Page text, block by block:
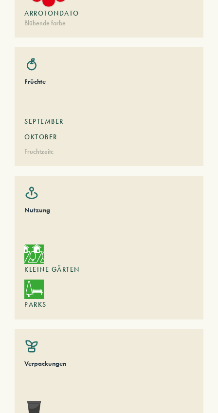
ARROTONDATO
Blühende farbe
Früchte
SEPTEMBER
OKTOBER
Fruchtzeitc
Nutzung
KLEINE GÄRTEN
PARKS
Verpackungen